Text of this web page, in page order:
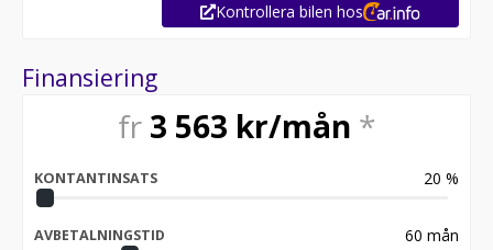
Kontrollera bilen hos
Finansiering
fr 3 563 kr/mån *
KONTANTINSATS 20 %
AVBETALNINGSTID 60 mån